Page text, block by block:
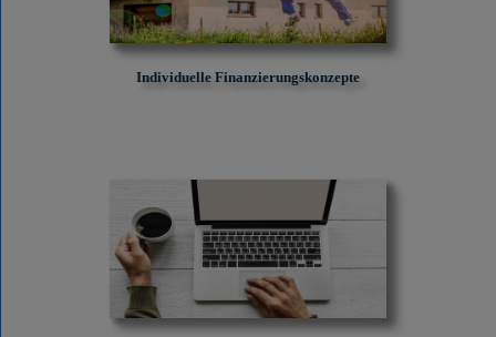
Individuelle Finanzierungskonzepte